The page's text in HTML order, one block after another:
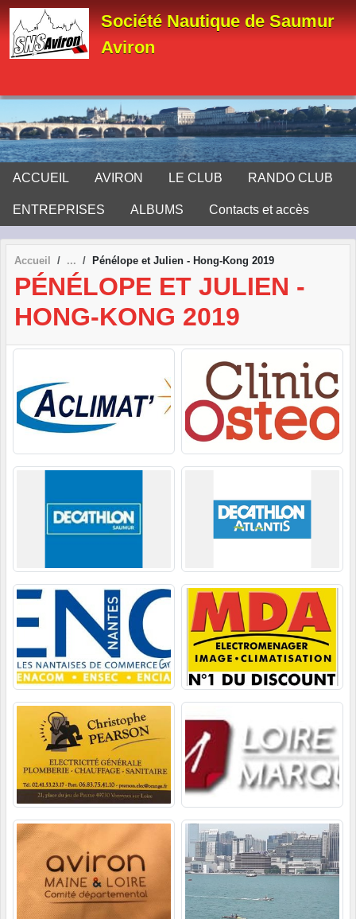
Société Nautique de Saumur
Aviron
ACCUEIL AVIRON LE CLUB RANDO CLUB
ENTREPRISES ALBUMS Contacts et accès
Accueil Pénélope et Julien - Hong-Kong 2019
PÉNÉLOPE ET JULIEN -
HONG-KONG 2019
Panneau de gestion des cookies